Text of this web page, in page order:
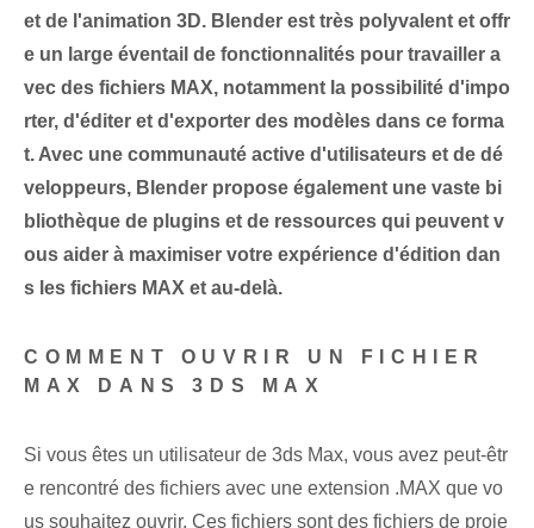
et de l'animation 3D. Blender est très polyvalent et offr
e un large éventail de fonctionnalités pour travailler a
vec des fichiers MAX, notamment la possibilité d'impo
rter, d'éditer et d'exporter des modèles dans ce forma
t. Avec une communauté active d'utilisateurs et de dé
veloppeurs, Blender propose également une vaste bi
bliothèque de plugins et de ressources qui peuvent v
ous aider à maximiser votre expérience d'édition dan
s les fichiers MAX et au-delà.
COMMENT OUVRIR UN FICHIER
MAX DANS 3DS MAX
Si vous êtes un utilisateur de 3ds ⁤Max, vous avez peut-êtr
e rencontré des fichiers avec une extension .MAX que vo
us souhaitez ouvrir. Ces fichiers sont des fichiers de proje